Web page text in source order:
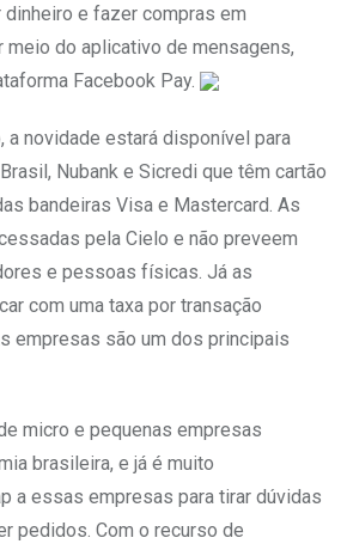
e fazer compras em
do aplicativo de mensagens,
Facebook Pay.
a novidade estará disponível para
Nubank e Sicredi que têm cartão
bandeiras Visa e Mastercard. As
pela Cielo e não preveem
e pessoas físicas. Já as
com uma taxa por transação
empresas são um dos principais
micro e pequenas empresas
brasileira, e já é muito
a essas empresas para tirar dúvidas
pedidos. Com o recurso de